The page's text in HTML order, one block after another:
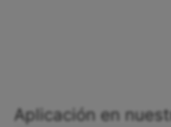
Aplicación en